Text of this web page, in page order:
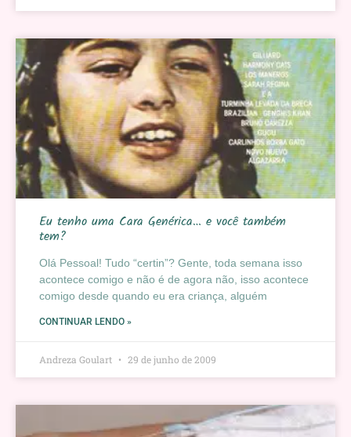
Eu tenho uma Cara Genérica… e você também
tem?
Olá Pessoal! Tudo “certin”? Gente, toda semana isso
acontece comigo e não é de agora não, isso acontece
comigo desde quando eu era criança, alguém
CONTINUAR LENDO »
Andreza Goulart 29 de junho de 2009